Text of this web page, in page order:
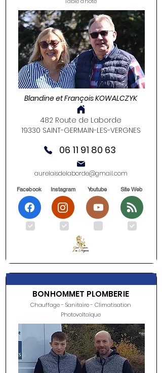
Blandine et François KOWALCZYK
482 Route de Laborde
19330 SAINT-GERMAIN-LES-VERGNES
06 11 91 80 63
aurelaisdelaborde@gmail.com
Facebook Instagram Youtube Site Web
BONHOMMET PLOMBERIE
Chauffage - Sanitaire - Climatisation
Photovoltaïque